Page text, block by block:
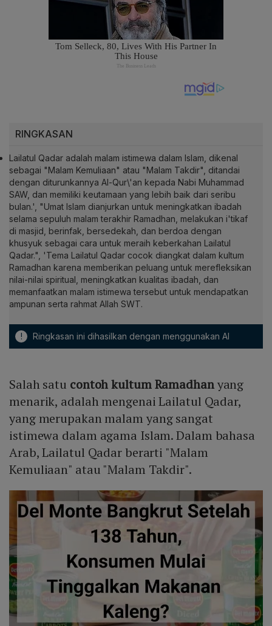
RINGKASAN
Lailatul Qadar adalah malam istimewa dalam Islam, dikenal
sebagai "Malam Kemuliaan" atau "Malam Takdir", ditandai
dengan diturunkannya Al-Qur\'an kepada Nabi Muhammad
SAW, dan memiliki keutamaan yang lebih baik dari seribu
bulan.', "Umat Islam dianjurkan untuk meningkatkan ibadah
selama sepuluh malam terakhir Ramadhan, melakukan i'tikaf
di masjid, berinfak, bersedekah, dan berdoa dengan
khusyuk sebagai cara untuk meraih keberkahan Lailatul
Qadar.", 'Tema Lailatul Qadar cocok diangkat dalam kultum
Ramadhan karena memberikan peluang untuk merefleksikan
nilai-nilai spiritual, meningkatkan kualitas ibadah, dan
memanfaatkan malam istimewa tersebut untuk mendapatkan
ampunan serta rahmat Allah SWT.
! Ringkasan ini dihasilkan dengan menggunakan AI
Salah satu contoh kultum Ramadhanyang
menarik, adalah mengenai Lailatul Qadar,
yang merupakan malam yang sangat
istimewa dalam agama Islam. Dalam bahasa
Arab, Lailatul Qadar berarti "Malam
Kemuliaan" atau "Malam Takdir".